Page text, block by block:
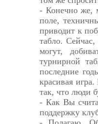
- Конечно же,
поле,
приводит к
табло.
могут,
турнирной
последние
красивая
так, что люди
- Как Вы
поддержку